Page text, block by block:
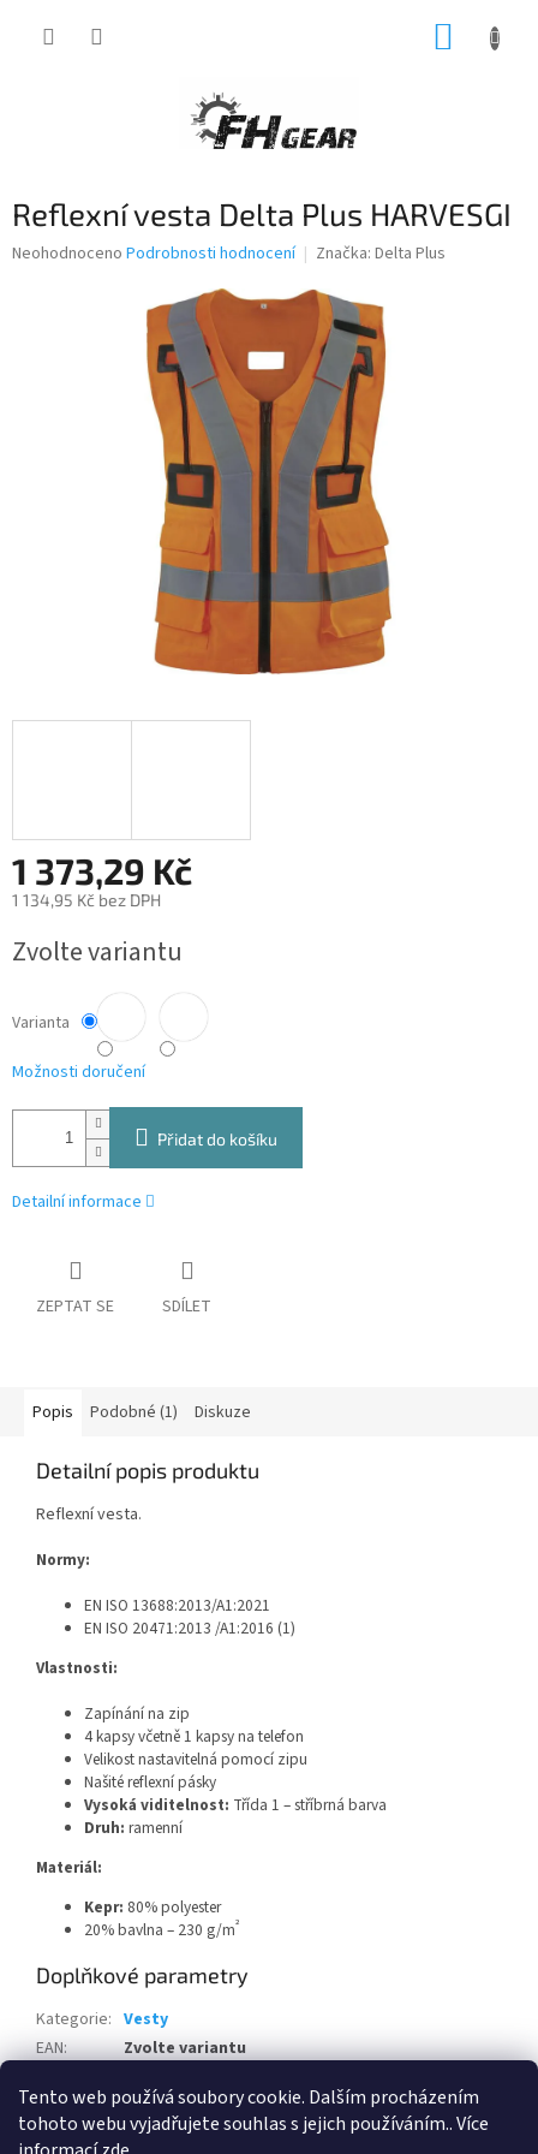
Tento web používá soubory cookie. Dalším procházením
tohoto webu vyjadřujete souhlas s jejich používáním.. Více
Reflexní vesta Delta Plus HARVESGI
Průměrné
Neohodnoceno Podrobnosti hodnocení Značka: Delta Plus
1 373,29 Kč
1 134,95 Kč bez DPH
cena:
Zvolte variantu
Varianta
Možnosti doručení
Přidat do košíku
Detailní informace
ZEPTAT SE SDÍLET
Popis Podobné (1) Diskuze
Detailní popis produktu
Reflexní vesta.
Normy:
EN ISO 13688:2013/A1:2021
EN ISO 20471:2013 /A1:2016 (1)
Vlastnosti:
Zapínání na zip
4 kapsy včetně 1 kapsy na telefon
Velikost nastavitelná pomocí zipu
Našité reflexní pásky
Vysoká viditelnost: Třída 1 – stříbrná barva
Druh: ramenní
Materiál:
Kepr: 80% polyester
20% bavlna – 230 g/m²
Doplňkové parametry
Kategorie: Vesty
EAN:
Zvolte variantu